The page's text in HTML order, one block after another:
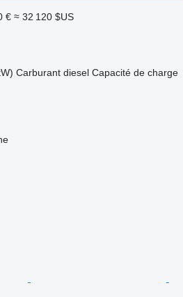
€ ≈ 32 120 $US
Carburant diesel Capacité de charge